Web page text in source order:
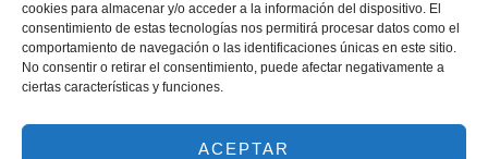
cookies para almacenar y/o acceder a la información del dispositivo. El
consentimiento de estas tecnologías nos permitirá procesar datos como el
comportamiento de navegación o las identificaciones únicas en este sitio.
No consentir o retirar el consentimiento, puede afectar negativamente a
ciertas características y funciones.
ACEPTAR
Centro Magna By Miguel Alarcón